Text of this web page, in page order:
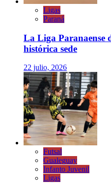
Ligas
Paraná
La Liga Paranaense
histórica sede
22 julio, 2026
Futsal
Gualeguay
Infanto Juvenil
Ligas